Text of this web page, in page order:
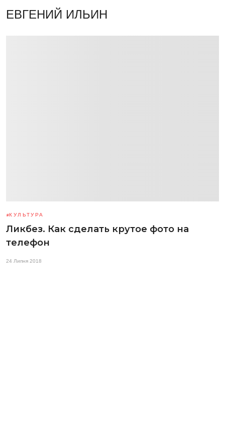
ЕВГЕНИЙ ИЛЬИН
КУЛЬТУРА
Ликбез. Как сделать крутое фото на
телефон
24 Липня 2018